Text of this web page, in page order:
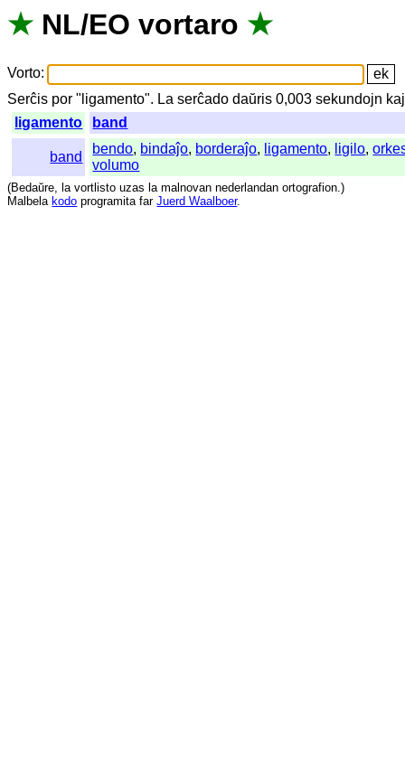
★ NL/EO vortaro ★
Vorto:
Serĉis por " ligamento". La serĉado daŭris 0,003sekundojn kaj
ligamento
band
band
bendo, bindaĵo, borderaĵo, ligamento, ligilo,
volumo
(Bedaŭre, la vortlisto uzas la malnovan nederlandan ortografion.)
Malbela kodo programita far Juerd Waalboer.